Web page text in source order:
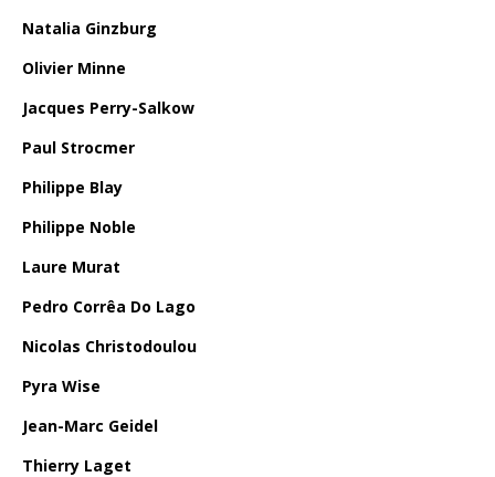
Natalia Ginzburg
Olivier Minne
Jacques Perry-Salkow
Paul Strocmer
Philippe Blay
Philippe Noble
Laure Murat
Pedro Corrêa Do Lago
Nicolas Christodoulou
Pyra Wise
Jean-Marc Geidel
Thierry Laget